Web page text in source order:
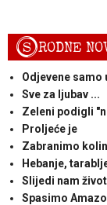
SRODNE
Odjevene samo
Sve za ljubav ...
Zeleni podigli
Proljeće je
Zabranimo
Hebanje,
Slijedi nam
Spasimo